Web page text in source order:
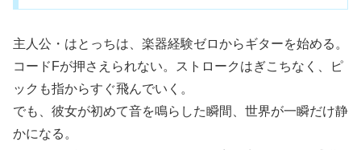
主人公・はとっちは、楽器経験ゼロからギターを始める。
コードFが押さえられない。ストロークはぎこちなく、ピ
ックも指からすぐ飛んでいく。
でも、彼女が初めて音を鳴らした瞬間、世界が一瞬だけ静
かになる。